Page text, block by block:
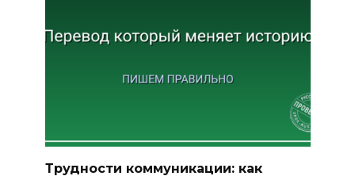
Трудности коммуникации: как